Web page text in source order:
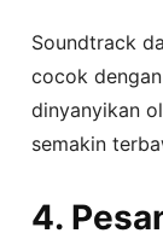
Soundtrack
cocok
dinyanyikan
semakin
4.